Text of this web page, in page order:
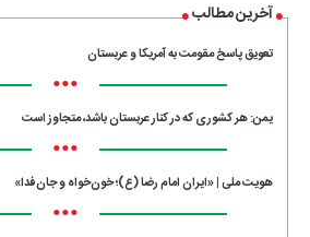
آخرین مطالب
تعویق پاسخ مقومت به آمریکا و عربستان
•••
یمن: هر کشوری که در کنار عربستان باشد، متجاوز است
•••
هویت ملی | «ایران امام رضا (ع)؛ خون‌خواه و جان‌فدا»
•••